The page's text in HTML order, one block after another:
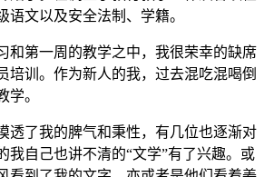
始了。在调整了教育教学工作及各项任
语文以及安全法制、学籍。
和第一周的教学之中，我很荣幸的缺席
培训。作为新人的我，过去混吃混喝倒
学。
透了我的脾气和秉性，有几位也逐渐对
我自己也讲不清的“文学”有了兴趣。或